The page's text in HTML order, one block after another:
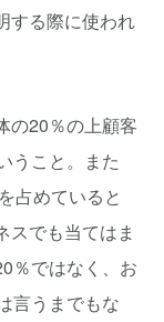
する際に使われ
の20％の上顧客
うこと。また
占めていると
スでも当てはま
％ではなく、お
言うまでもな